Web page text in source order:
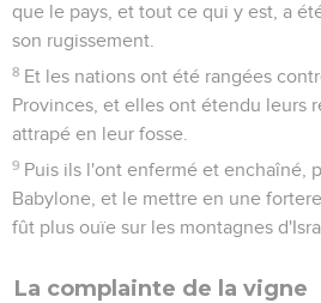
que le pays, et tout ce qui y est, a
son rugissement.
8 Et les nations ont été rangées
Provinces, et elles ont étendu leurs
attrapé en leur fosse.
9 Puis ils l'ont enfermé et enchaîné,
Babylone, et le mettre en une
fût plus ouïe sur les montagnes
La complainte de la vigne